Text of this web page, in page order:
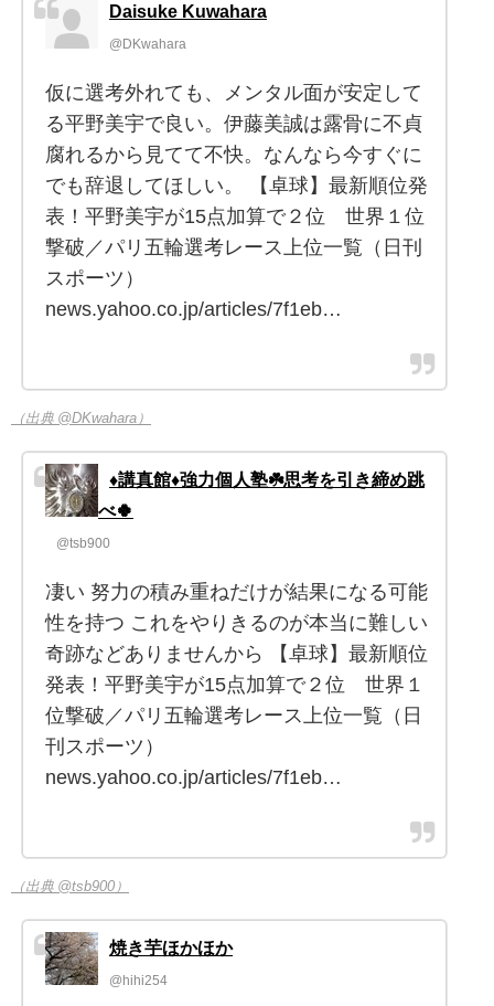
Daisuke Kuwahara
@DKwahara
仮に選考外れても、メンタル面が安定して
る平野美宇で良い。伊藤美誠は露骨に不貞
腐れるから見てて不快。なんなら今すぐに
でも辞退してほしい。 【卓球】最新順位発
表！平野美宇が15点加算で２位 世界１位
撃破／パリ五輪選考レース上位一覧（日刊
スポーツ）
news.yahoo.co.jp/articles/7f1eb…
（出典 @DKwahara）
♦️講真館♦️強力個人塾☘️思考を引き締め跳
べ🍀
@tsb900
凄い 努力の積み重ねだけが結果になる可能
性を持つ これをやりきるのが本当に難しい
奇跡などありませんから 【卓球】最新順位
発表！平野美宇が15点加算で２位 世界１
位撃破／パリ五輪選考レース上位一覧（日
刊スポーツ）
news.yahoo.co.jp/articles/7f1eb…
（出典 @tsb900）
焼き芋ほかほか
@hihi254